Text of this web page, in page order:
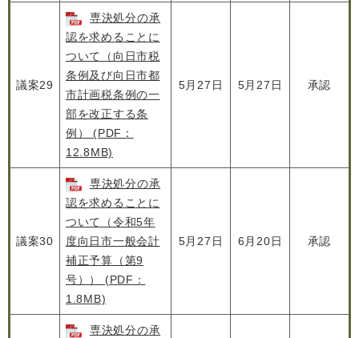
議案29
専決処分の承
認を求めることに
ついて（向日市税
条例及び向日市都
市計画税条例の一
部を改正する条
例） (PDF：
12.8MB)
5月27日 5月27日 承認
議案30
専決処分の承
認を求めることに
ついて（令和5年
度向日市一般会計
補正予算（第9
号）） (PDF：
1.8MB)
5月27日 6月20日 承認
専決処分の承